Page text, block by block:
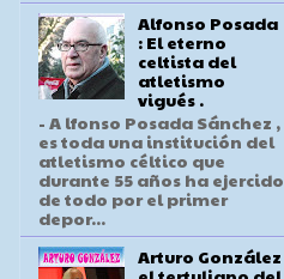
Alfonso Posada
: El eterno
celtista del
atletismo
vigués .
- A lfonso Posada Sánchez ,
es toda una institución del
atletismo céltico que
durante 55 años ha ejercido
de todo por el primer
depor...
Arturo González